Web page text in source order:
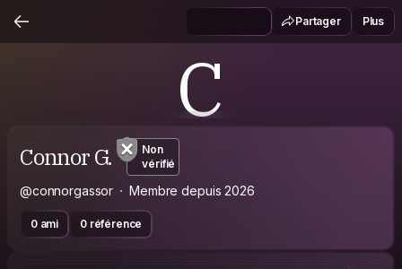
Partager Plus
C
Connor G.
Non
vérifié
@connorgassor Membre depuis 2026
0 ami 0 référence